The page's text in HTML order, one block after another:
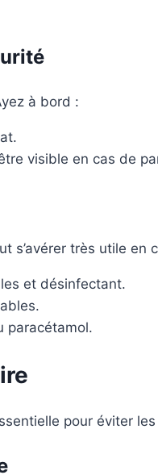
à bord :
visible en cas de
s’avérer très utile en
et désinfectant.
paracétamol.
pour éviter